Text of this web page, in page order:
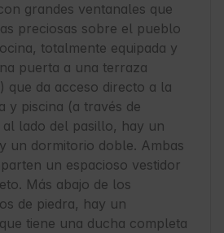
grandes ventanales que
preciosas sobre el pueblo
totalmente equipada y
puerta a una terraza
que da acceso directo a la
y piscina (a través de
lado del pasillo, hay un
un dormitorio doble. Ambas
un espacioso vestidor
Más abajo de los
de piedra, hay un
tiene una ducha completa